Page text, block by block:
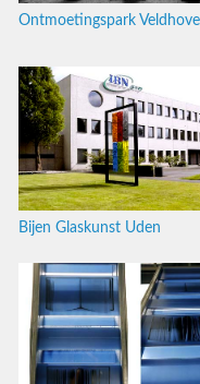
Ontmoetingspark
Bijen Glaskunst Uden